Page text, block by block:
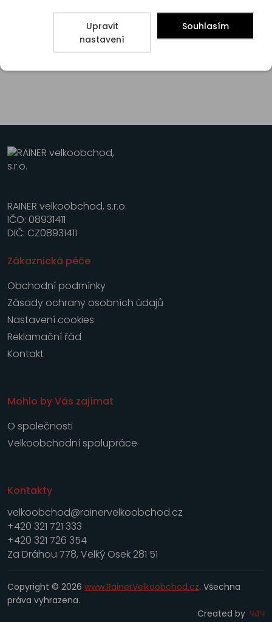
RAINER velkoobchod, s.r.o.
IČO: 08931411
DIČ: CZ08931411
Zákaznická péče
Obchodní podmínky
Zásady ochrany osobních údajů
Nastavení cookies
Reklamační řád
Kontakt
Mohlo by Vás zajímat
O společnosti
Velkoobchodní spolupráce
Kontakty
velkoobchod@rainervelkoobchod.cz
+420 321 721 333
+420 321 726 354
Za Dráhou 778, Velký Osek 281 51
Copyright © 2026 www.RainerVelkoobchod.cz. Všechna
práva vyhrazena.
Created by
Upravit
nastavení
Souhlasím